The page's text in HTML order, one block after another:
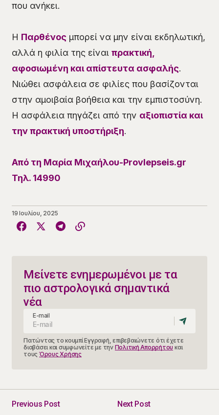
που ανήκει.
Η Παρθένος μπορεί να μην είναι εκδηλωτική,
αλλά η φιλία της είναι πρακτική,
αφοσιωμένη και απίστευτα ασφαλής.
Νιώθει ασφάλεια σε φιλίες που βασίζονται
στην αμοιβαία βοήθεια και την εμπιστοσύνη.
Η ασφάλεια πηγάζει από την αξιοπιστία και
την πρακτική υποστήριξη.
Από τη Μαρία Μιχαήλου-Provlepseis.gr
Τηλ. 14990
19 Ιουλίου, 2025
Μείνετε ενημερωμένοι με τα
πιο αστρολογικά σημαντικά
νέα
E-mail
Πατώντας το κουμπί Εγγραφή, επιβεβαιώνετε ότι έχετε
διαβάσει και συμφωνείτε με την Πολιτική Απορρήτου και
τους Όρους Χρήσης
Previous Post
Next Post